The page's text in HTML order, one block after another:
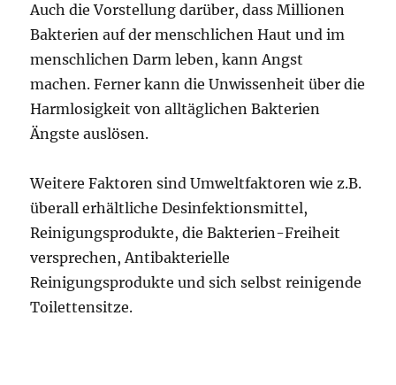
Auch die Vorstellung darüber, dass Millionen
Bakterien auf der menschlichen Haut und im
menschlichen Darm leben, kann Angst
machen. Ferner kann die Unwissenheit über die
Harmlosigkeit von alltäglichen Bakterien
Ängste auslösen.
Weitere Faktoren sind Umweltfaktoren wie z.B.
überall erhältliche Desinfektionsmittel,
Reinigungsprodukte, die Bakterien-Freiheit
versprechen, Antibakterielle
Reinigungsprodukte und sich selbst reinigende
Toilettensitze.